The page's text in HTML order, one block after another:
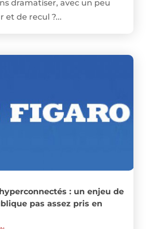
dramatiser, avec un peu
et de recul ?...
: un enjeu de
pas assez pris en